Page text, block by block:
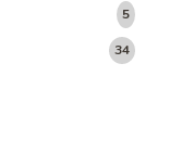
5
34